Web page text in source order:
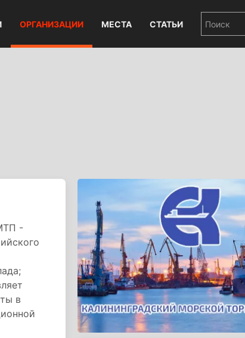
ОРГАНИЗАЦИИ МЕСТА СТАТЬИ
-
в